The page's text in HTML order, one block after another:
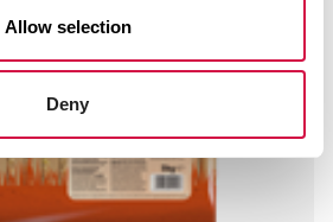
Allow selection
Deny